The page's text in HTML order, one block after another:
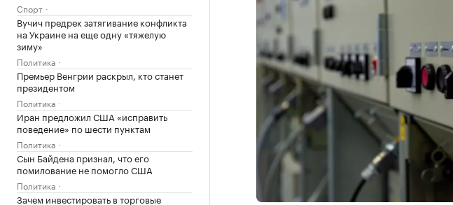
Спорт
Вучич предрек затягивание конфликта
на Украине на еще одну «тяжелую
зиму»
Политика
Премьер Венгрии раскрыл, кто станет
президентом
Политика
Иран предложил США «исправить
поведение» по шести пунктам
Политика
Сын Байдена признал, что его
помилование не помогло США
Политика
Зачем инвестировать в торговые